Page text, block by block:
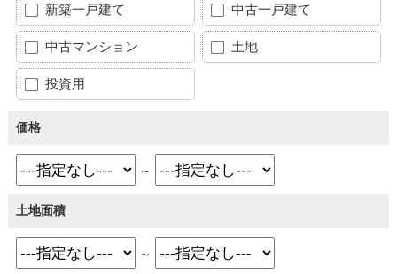
新築一戸建て 中古一戸建て
中古マンション 土地
投資用
価格
～
土地面積
～